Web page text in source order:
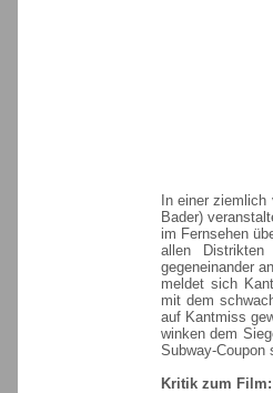
In einer
Bader)
im Fernsehen
allen
gegeneinander
meldet sich
mit dem
auf Kantmiss
winken dem
Subway-Coupon
Kritik zum Film: